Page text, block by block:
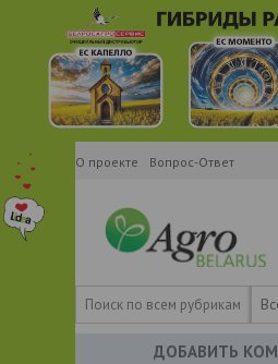
О проекте Вопрос-Ответ
ДОБАВИТЬ